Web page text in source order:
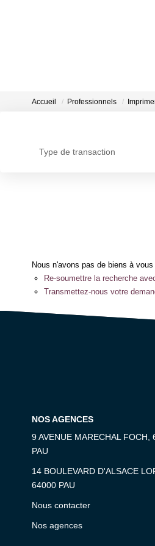
Accueil Professionnels
Type de transaction
Nous n'avons pas de biens à
Re-soumettre la recherche
Transmettez-nous votre
NOS AGENCES
9 AVENUE MARECHAL FOCH,
PAU
14 BOULEVARD D'ALSACE
64000 PAU
Nous contacter
Nos agences